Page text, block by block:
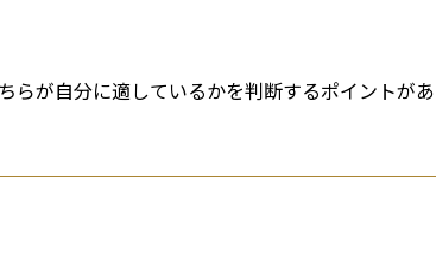
らが自分に適しているかを判断するポイントがあ